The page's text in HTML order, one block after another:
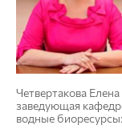
Четвертакова
заведующая
водные